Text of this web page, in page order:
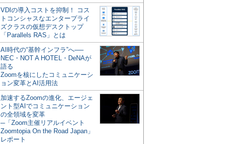
VDIの導入コストを抑制！ コス
トコンシャスなエンタープライ
ズクラスの仮想デスクトップ
「Parallels RAS」とは
AI時代の“基幹インフラ”へ──
NEC・NOT A HOTEL・DeNAが
語る
Zoomを核にしたコミュニケーシ
ョン変革とAI活用法
加速するZoomの進化、エージェ
ント型AIでコミュニケーション
の全領域を変革
─「Zoom主催リアルイベント
Zoomtopia On the Road Japan」
レポート